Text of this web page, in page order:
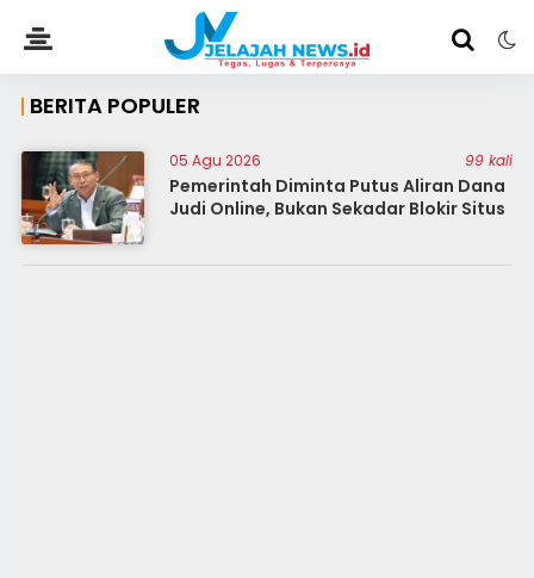
BERITA POPULER
05 Agu 2026 99 kali
Pemerintah Diminta Putus Aliran Dana
Judi Online, Bukan Sekadar Blokir Situs